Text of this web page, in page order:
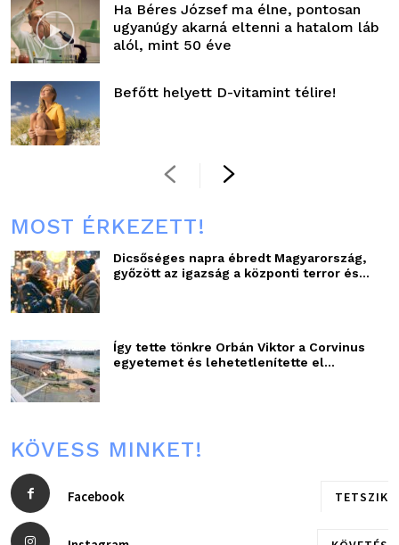
Ha Béres József ma élne, pontosan
ugyanúgy akarná eltenni a hatalom láb
alól, mint 50 éve
Befőtt helyett D-vitamint télire!
MOST ÉRKEZETT!
Dicsőséges napra ébredt Magyarország,
győzött az igazság a központi terror és...
Így tette tönkre Orbán Viktor a Corvinus
egyetemet és lehetetlenítette el...
KÖVESS MINKET!
Facebook TETSZIK